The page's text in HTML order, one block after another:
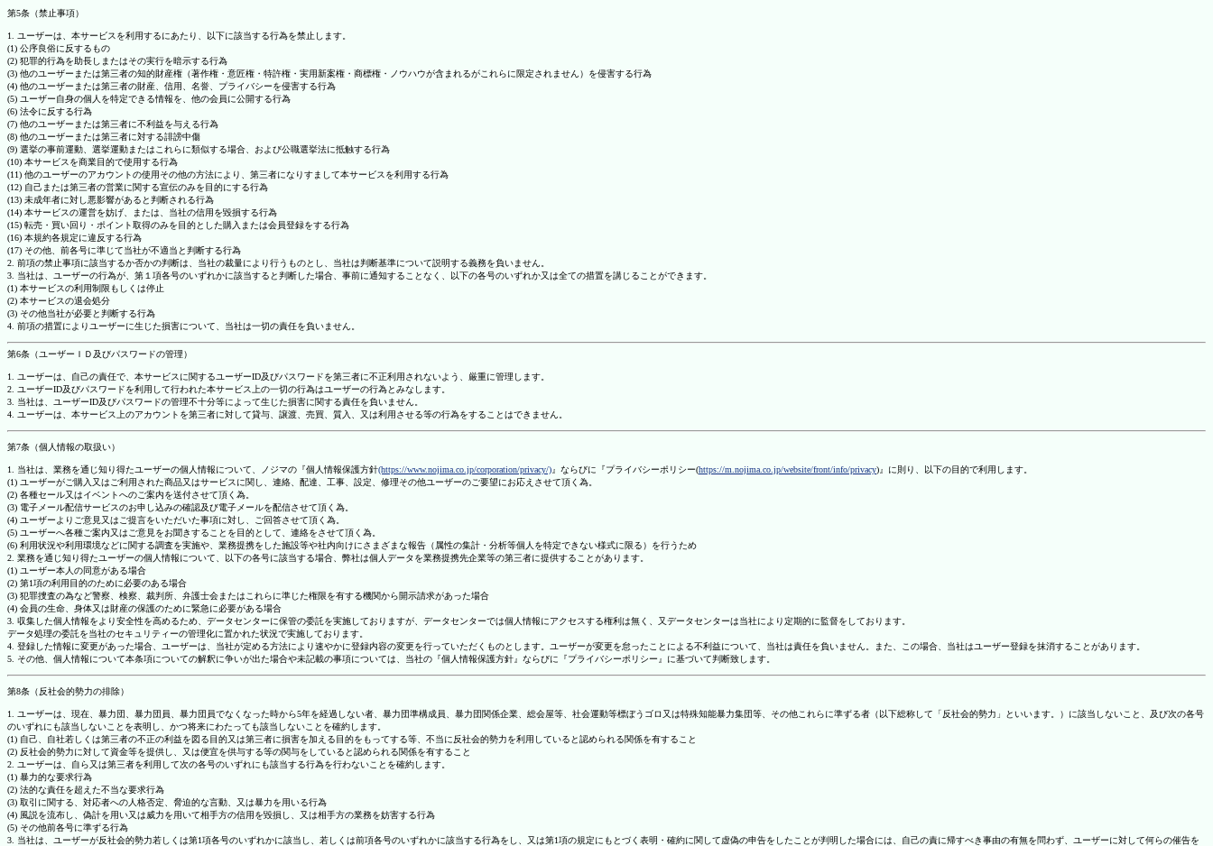
第5条（禁止事項）
1. ユーザーは、本サービスを利用するにあたり、以下に該当する行為を禁止します。
(1) 公序良俗に反するもの
(2) 犯罪的行為を助長しまたはその実行を暗示する行為
(3) 他のユーザーまたは第三者の知的財産権（著作権・意匠権・特許権・実用新案権・商標権・ノウハウが含まれるがこれらに限定されません）を侵害する行為
(4) 他のユーザーまたは第三者の財産、信用、名誉、プライバシーを侵害する行為
(5) ユーザー自身の個人を特定できる情報を、他の会員に公開する行為
(6) 法令に反する行為
(7) 他のユーザーまたは第三者に不利益を与える行為
(8) 他のユーザーまたは第三者に対する誹謗中傷
(9) 選挙の事前運動、選挙運動またはこれらに類似する場合、および公職選挙法に抵触する行為
(10) 本サービスを商業目的で使用する行為
(11) 他のユーザーのアカウントの使用その他の方法により、第三者になりすまして本サービスを利用する行為
(12) 自己または第三者の営業に関する宣伝のみを目的にする行為
(13) 未成年者に対し悪影響があると判断される行為
(14) 本サービスの運営を妨げ、または、当社の信用を毀損する行為
(15) 転売・買い回り・ポイント取得のみを目的とした購入または会員登録をする行為
(16) 本規約各規定に違反する行為
(17) その他、前各号に準じて当社が不適当と判断する行為
2. 前項の禁止事項に該当するか否かの判断は、当社の裁量により行うものとし、当社は判断基準について説明する義務を負いません。
3. 当社は、ユーザーの行為が、第１項各号のいずれかに該当すると判断した場合、事前に通知することなく、以下の各号のいずれか又は全ての措置を講じることができます。
(1) 本サービスの利用制限もしくは停止
(2) 本サービスの退会処分
(3) その他当社が必要と判断する行為
4. 前項の措置によりユーザーに生じた損害について、当社は一切の責任を負いません。
第6条（ユーザーＩＤ及びパスワードの管理）
1. ユーザーは、自己の責任で、本サービスに関するユーザーID及びパスワードを第三者に不正利用されないよう、厳重に管理します。
2. ユーザーID及びパスワードを利用して行われた本サービス上の一切の行為はユーザーの行為とみなします。
3. 当社は、ユーザーID及びパスワードの管理不十分等によって生じた損害に関する責任を負いません。
4. ユーザーは、本サービス上のアカウントを第三者に対して貸与、譲渡、売買、質入、又は利用させる等の行為をすることはできません。
第7条（個人情報の取扱い）
1. 当社は、業務を通じ知り得たユーザーの個人情報について、ノジマの『個人情報保護方針(https://www.nojima.co.jp/corporation/privacy/)』ならびに『プライバシーポリシー(https://m.nojima.co.jp/website/front/info/privacy)』に則り、以下の目的で利用します。
(1) ユーザーがご購入又はご利用された商品又はサービスに関し、連絡、配達、工事、設定、修理その他ユーザーのご要望にお応えさせて頂く為。
(2) 各種セール又はイベントへのご案内を送付させて頂く為。
(3) 電子メール配信サービスのお申し込みの確認及び電子メールを配信させて頂く為。
(4) ユーザーよりご意見又はご提言をいただいた事項に対し、ご回答させて頂く為。
(5) ユーザーへ各種ご案内又はご意見をお聞きすることを目的として、連絡をさせて頂く為。
(6) 利用状況や利用環境などに関する調査を実施や、業務提携をした施設等や社内向けにさまざまな報告（属性の集計・分析等個人を特定できない様式に限る）を行うため
2. 業務を通じ知り得たユーザーの個人情報について、以下の各号に該当する場合、弊社は個人データを業務提携先企業等の第三者に提供することがあります。
(1) ユーザー本人の同意がある場合
(2) 第1項の利用目的のために必要のある場合
(3) 犯罪捜査の為など警察、検察、裁判所、弁護士会またはこれらに準じた権限を有する機関から開示請求があった場合
(4) 会員の生命、身体又は財産の保護のために緊急に必要がある場合
3. 収集した個人情報をより安全性を高めるため、データセンターに保管の委託を実施しておりますが、データセンターでは個人情報にアクセスする権利は無く、又データセンターは当社により定期的に監督をしております。
データ処理の委託を当社のセキュリティーの管理化に置かれた状況で実施しております。
4. 登録した情報に変更があった場合、ユーザーは、当社が定める方法により速やかに登録内容の変更を行っていただくものとします。ユーザーが変更を怠ったことによる不利益について、当社は責任を負いません。また、この場合、当社はユーザー登録を抹消することがあります。
5. その他、個人情報について本条項についての解釈に争いが出た場合や未記載の事項については、当社の『個人情報保護方針』ならびに『プライバシーポリシー』に基づいて判断致します。
第8条（反社会的勢力の排除）
1. ユーザーは、現在、暴力団、暴力団員、暴力団員でなくなった時から5年を経過しない者、暴力団準構成員、暴力団関係企業、総会屋等、社会運動等標ぼうゴロ又は特殊知能暴力集団等、その他これらに準ずる者（以下総称して「反社会的勢力」といいます。）に該当しないこと、及び次の各号
のいずれにも該当しないことを表明し、かつ将来にわたっても該当しないことを確約します。
(1) 自己、自社若しくは第三者の不正の利益を図る目的又は第三者に損害を加える目的をもってする等、不当に反社会的勢力を利用していると認められる関係を有すること
(2) 反社会的勢力に対して資金等を提供し、又は便宜を供与する等の関与をしていると認められる関係を有すること
2. ユーザーは、自ら又は第三者を利用して次の各号のいずれにも該当する行為を行わないことを確約します。
(1) 暴力的な要求行為
(2) 法的な責任を超えた不当な要求行為
(3) 取引に関する、対応者への人格否定、脅迫的な言動、又は暴力を用いる行為
(4) 風説を流布し、偽計を用い又は威力を用いて相手方の信用を毀損し、又は相手方の業務を妨害する行為
(5) その他前各号に準ずる行為
3. 当社は、ユーザーが反社会的勢力若しくは第1項各号のいずれかに該当し、若しくは前項各号のいずれかに該当する行為をし、又は第1項の規定にもとづく表明・確約に関して虚偽の申告をしたことが判明した場合には、自己の責に帰すべき事由の有無を問わず、ユーザーに対して何らの催告を